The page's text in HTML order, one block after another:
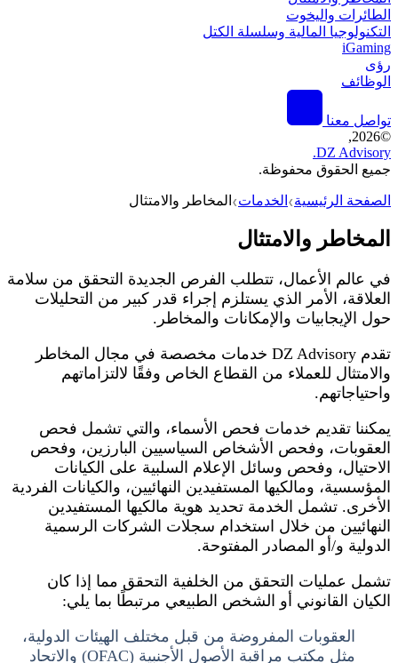
الطائرات واليخوت
التكنولوجيا المالية وسلسلة الكتل
iGaming
رؤى
الوظائف
تواصل معنا
©
2026,
DZ Advisory.
جميع الحقوق محفوظة.
الصفحة الرئيسية ❯ الخدمات ❯ المخاطر والامتثال
المخاطر والامتثال
في عالم الأعمال، تتطلب الفرص الجديدة التحقق من سلامة
العلاقة، الأمر الذي يستلزم إجراء قدر كبير من التحليلات
حول الإيجابيات والإمكانات والمخاطر.
تقدم DZ Advisory خدمات مخصصة في مجال المخاطر
والامتثال للعملاء من القطاع الخاص وفقًا لالتزاماتهم
واحتياجاتهم.
يمكننا تقديم خدمات فحص الأسماء، والتي تشمل فحص
العقوبات، وفحص الأشخاص السياسيين البارزين، وفحص
الاحتيال، وفحص وسائل الإعلام السلبية على الكيانات
المؤسسية، ومالكيها المستفيدين النهائيين، والكيانات الفردية
الأخرى. تشمل الخدمة تحديد هوية مالكيها المستفيدين
النهائيين من خلال استخدام سجلات الشركات الرسمية
الدولية و/أو المصادر المفتوحة.
تشمل عمليات التحقق من الخلفية التحقق مما إذا كان
الكيان القانوني أو الشخص الطبيعي مرتبطًا بما يلي:
العقوبات المفروضة من قبل مختلف الهيئات الدولية،
مثل مكتب مراقبة الأصول الأجنبية (OFAC) والاتحاد